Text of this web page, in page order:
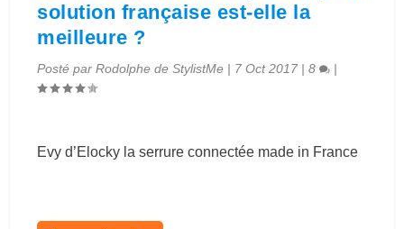
solution française est-elle la
meilleure ?
Posté parRodolphe de StylistMe | 7 Oct 2017 |8 |
Evy d’Elocky la serrure connectée made in France